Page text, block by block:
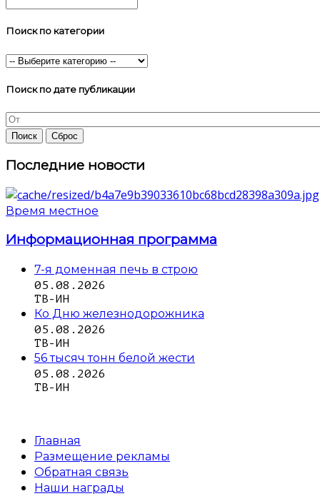
Поиск по категории
Поиск по дате публикации
Последние новости
Время местное
Информационная программа
7-я доменная печь в строю
05.08.2026
ТВ-ИН
Ко Дню железнодорожника
05.08.2026
ТВ-ИН
56 тысяч тонн белой жести
05.08.2026
ТВ-ИН
Главная
Размещение рекламы
Обратная связь
Наши награды